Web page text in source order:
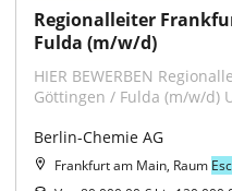
Regionalleiter
Fulda (m/w/d)
HIER BEWERBEN
Göttingen / Fulda (m/w/d)
Berlin-Chemie AG
Frankfurt am Main, Raum